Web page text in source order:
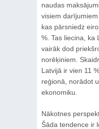
naudas
visiem
kas pārsniedz
%. Tas liecina, ka
vairāk dod
norēķiniem.
Latvijā ir vien 11
reģionā, norādot
ekonomiku.
Nākotnes
Šāda tendence ir